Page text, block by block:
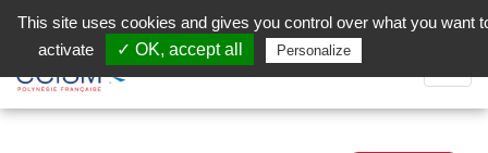
Facebook (Customer Chat) is disabled.
la
This site uses cookies and gives you control over what you want
activate
✓ OK, accept all Personalize